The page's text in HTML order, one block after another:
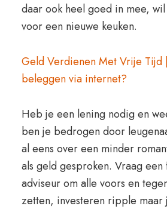
daar ook heel goed in mee,
voor een nieuwe keuken.
Geld Verdienen Met Vrije Tijd
beleggen via internet?
Heb je een lening nodig en
ben je bedrogen door
al eens over een minder
als geld gesproken. Vraag
adviseur om alle voors en
zetten, investeren ripple maar